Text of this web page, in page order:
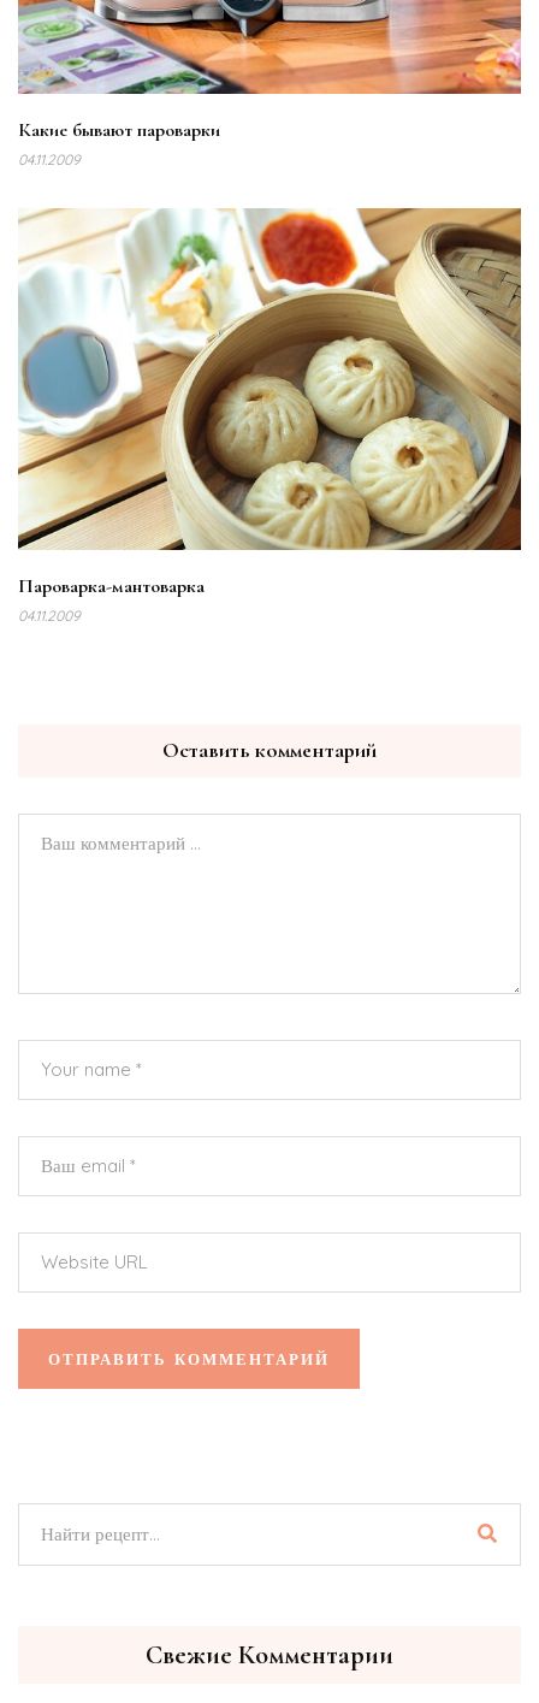
Какие бывают пароварки
04.11.2009
Пароварка-мантоварка
04.11.2009
Оставить комментарий
Свежие Комментарии